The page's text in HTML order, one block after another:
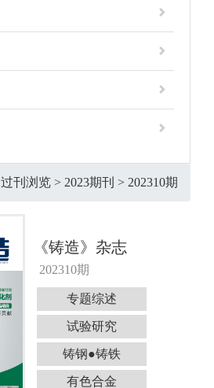
过刊浏览 > 2023期刊 > 202310期
《铸造》杂志
202310期
专题综述
试验研究
铸钢●铸铁
有色合金